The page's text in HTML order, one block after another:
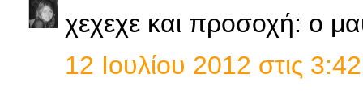
χεχεχε και προσοχή: ο
12 Ιουλίου 2012 στις